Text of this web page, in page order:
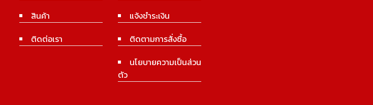
สินค้า
ติดต่อเรา
แจ้งชำระเงิน
ติดตามการสั่งซื้อ
นโยบายความเป็นส่วน
ตัว